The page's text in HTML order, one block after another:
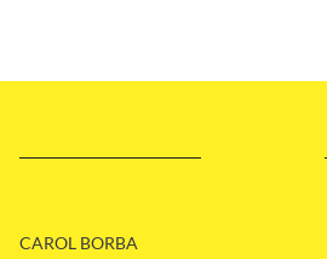
CAROL BORBA